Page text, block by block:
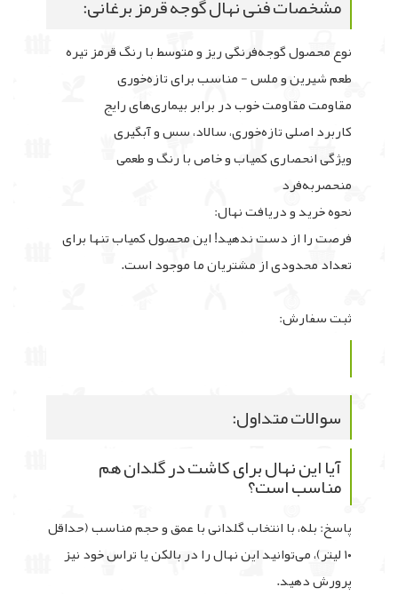
مشخصات فنی نهال گوجه قرمز برغانی:
نوع محصول گوجه‌فرنگی ریز و متوسط با رنگ قرمز تیره
طعم شیرین و ملس - مناسب برای تازه‌خوری
مقاومت مقاومت خوب در برابر بیماری‌های رایج
کاربرد اصلی تازه‌خوری، سالاد، سس و آبگیری
ویژگی انحصاری کمیاب و خاص با رنگ و طعمی
منحصربه‌فرد
نحوه خرید و دریافت نهال:
فرصت را از دست ندهید! این محصول کمیاب تنها برای
تعداد محدودی از مشتریان ما موجود است.
ثبت سفارش:
سوالات متداول:
آیا این نهال برای کاشت در گلدان هم
مناسب است؟
پاسخ: بله، با انتخاب گلدانی با عمق و حجم مناسب (حداقل
۱۰ لیتر)، می‌توانید این نهال را در بالکن یا تراس خود نیز
پرورش دهید.